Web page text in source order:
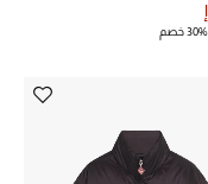
30% خصم